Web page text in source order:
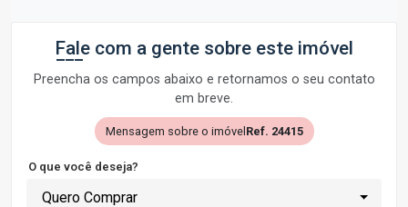
Fale com a gente sobre este imóvel
Preencha os campos abaixo e retornamos o seu contato
em breve.
Mensagem sobre o imóvel Ref. 24415
O que você deseja?
Quero Comprar